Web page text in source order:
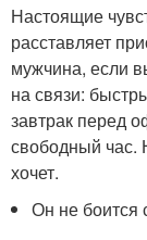
Настоящие
расставляет
мужчина, если
на связи:
завтрак перед
свободный час.
хочет.
Он не боится